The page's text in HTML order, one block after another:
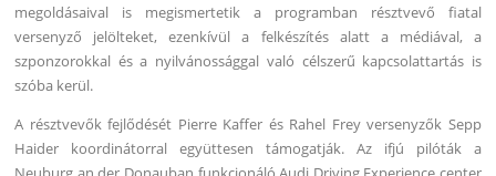
megoldásaival is megismertetik a programban résztvevő fiatal
versenyző jelölteket, ezenkívül a felkészítés alatt a médiával, a
szponzorokkal és a nyilvánossággal való célszerű kapcsolattartás is
szóba kerül.
A résztvevők fejlődését Pierre Kaffer és Rahel Frey versenyzők Sepp
Haider koordinátorral együttesen támogatják. Az ifjú pilóták a